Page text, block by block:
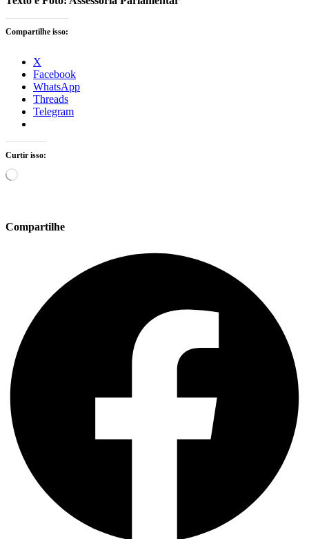
Compartilhe isso:
X
Facebook
WhatsApp
Threads
Telegram
Curtir isso:
Carregando...
Compartilhe